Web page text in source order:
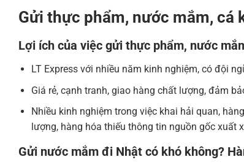
Gửi thực phẩm, nước mắm, cá
Lợi ích của việc gửi thực phẩm, nước
LT Express với nhiều năm kinh nghiệm, có đội
Giá rẻ, cạnh tranh, giao hàng chất lượng, đảm
Nhiều kinh nghiệm trong việc khai hải quan,
lượng, hàng hóa thiếu thông tin nguồn gốc xuất
Gửi nước mắm đi Nhật có khó không?